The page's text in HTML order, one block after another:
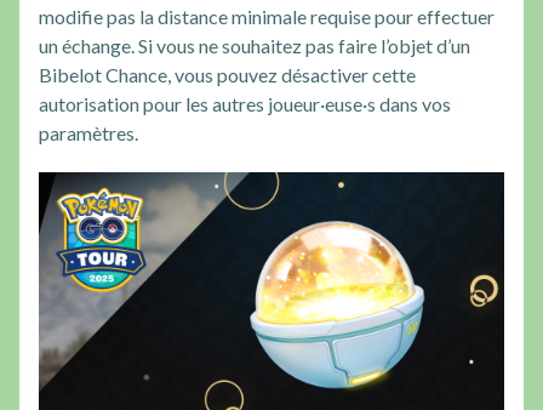
modifie pas la distance minimale requise pour effectuer
un échange. Si vous ne souhaitez pas faire l’objet d’un
Bibelot Chance, vous pouvez désactiver cette
autorisation pour les autres joueur·euse·s dans vos
paramètres.